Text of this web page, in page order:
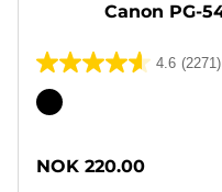
Canon PG-
4.6 (2271)
4.6
av
2271
Fargekassett
NOK 220.00